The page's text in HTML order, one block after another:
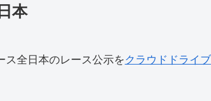
本
ス全日本のレース公示を クラウドドライブ